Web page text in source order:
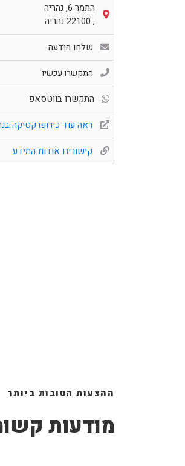
התמר 6, נהריה
,
22100 נהריה
שלחו הודעה
התקשרו עכשיו
התקשרו בווטסאפ
ראה עוד כירופרקטיקה
קישורים אודות המידע
ההצעות הטובות ביותר
מודעות